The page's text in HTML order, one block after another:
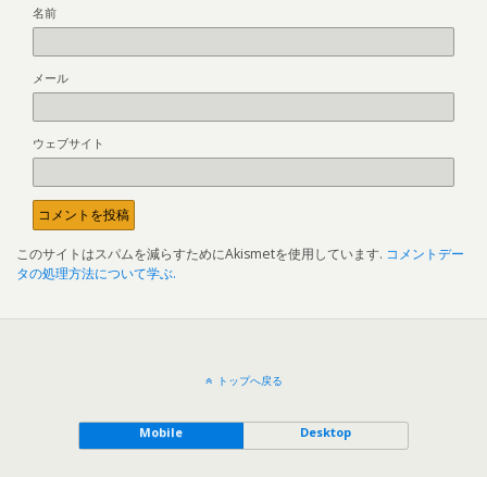
名前
メール
ウェブサイト
このサイトはスパムを減らすためにAkismetを使用しています. コメントデー
タの処理方法について学ぶ.
トップへ戻る
Mobile Desktop